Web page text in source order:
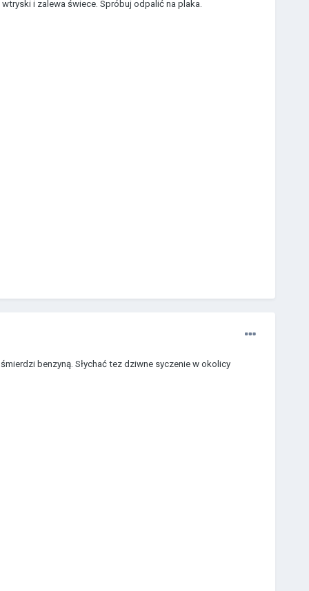
i zalewa świece. Spróbuj odpalić na plaka.
benzyną. Słychać tez dziwne syczenie w okolicy